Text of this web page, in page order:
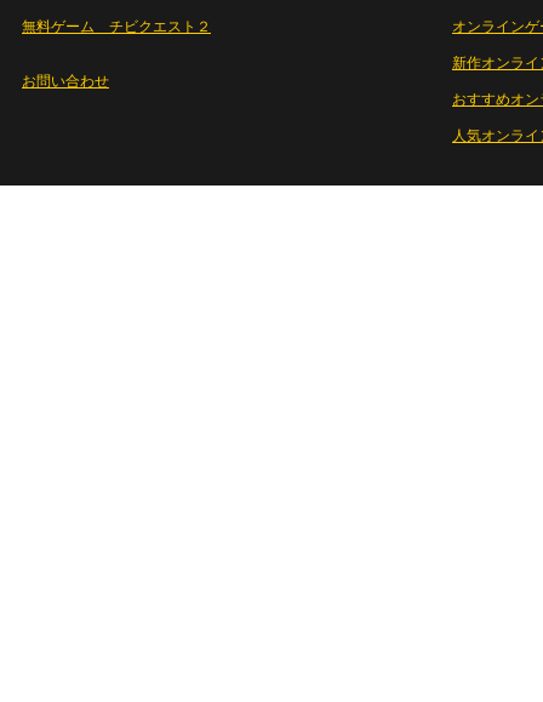
無料ゲーム チビクエスト２
お問い合わせ
オンライン
新作オンライ
おすすめオ
人気オンラ